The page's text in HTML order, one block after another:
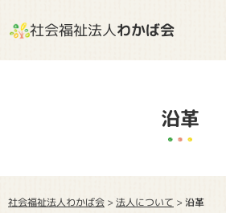
社会福祉法人わかば会
沿革
社会福祉法人わかば会>法人について >沿革